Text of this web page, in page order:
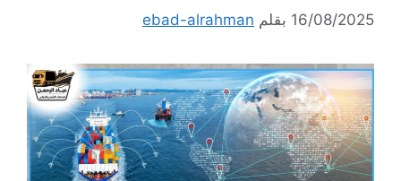
16/08/2025 بقلم ebad-alrahman